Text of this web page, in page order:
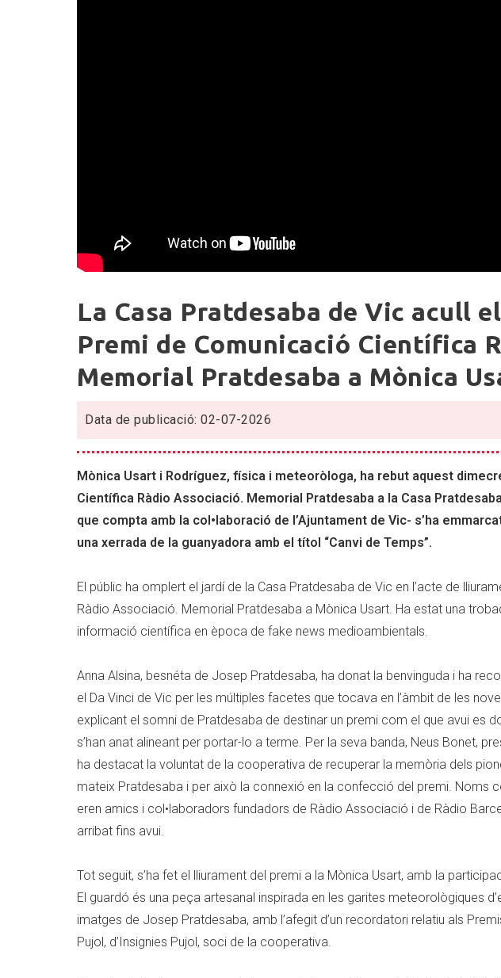
Casa
Pratdesaba
de
Vic
el
del
1r
Premi
de
Comunicació
Científica
Associació.
Memorial
Pratdesaba
Mònica
Usart
La Casa Pratdesaba de Vic acull
Premi de Comunicació Científica
Memorial Pratdesaba a Mònica
Data de publicació: 02-07-2026
Mònica Usart i Rodríguez, física i meteoròloga, ha rebut aquest
Científica Ràdio Associació. Memorial Pratdesaba a la Casa
que compta amb la col•laboració de l’Ajuntament de Vic- s’ha
una xerrada de la guanyadora amb el títol “Canvi de Temps”.
El públic ha omplert el jardí de la Casa Pratdesaba de Vic en l’acte de
Ràdio Associació. Memorial Pratdesaba a Mònica Usart. Ha estat una
informació científica en època de fake news medioambientals.
Anna Alsina, besnéta de Josep Pratdesaba, ha donat la benvinguda i ha
el Da Vinci de Vic per les múltiples facetes que tocava en l’àmbit de les
explicant el somni de Pratdesaba de destinar un premi com el que avui es
s’han anat alineant per portar-lo a terme. Per la seva banda, Neus Bonet,
ha destacat la voluntat de la cooperativa de recuperar la memòria dels
mateix Pratdesaba i per això la connexió en la confecció del premi. Noms
eren amics i col•laboradors fundadors de Ràdio Associació i de Ràdio
arribat fins avui.
Tot seguit, s’ha fet el lliurament del premi a la Mònica Usart, amb la
El guardó és una peça artesanal inspirada en les garites meteorològiques
imatges de Josep Pratdesaba, amb l’afegit d’un recordatori relatiu als
Pujol, d’Insignies Pujol, soci de la cooperativa.